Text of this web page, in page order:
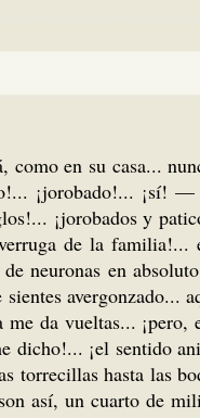
como en su casa...
¡jorobado!... ¡sí!
¡jorobados y
de la
neuronas en
avergonzado...
da vueltas...
dicho!... ¡el sentido
torrecillas hasta las
así, un cuarto de